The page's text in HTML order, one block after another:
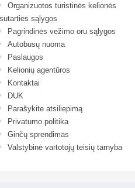
Organizuotos turistinės kelionės
sutarties sąlygos
Pagrindinės vežimo oru sąlygos
Autobusų nuoma
Paslaugos
Kelionių agentūros
Kontaktai
DUK
Parašykite atsiliepimą
Privatumo politika
Ginčų sprendimas
Valstybinė vartotojų teisių tarnyba